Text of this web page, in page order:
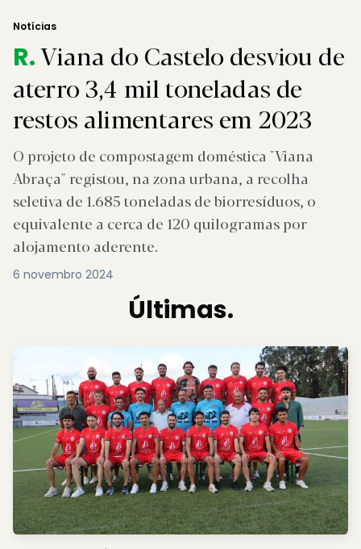
Notícias
R.Viana do Castelo desviou de
aterro 3,4 mil toneladas de
restos alimentares em 2023
O projeto de compostagem doméstica "Viana
Abraça" registou, na zona urbana, a recolha
seletiva de 1.685 toneladas de biorresíduos, o
equivalente a cerca de 120 quilogramas por
alojamento aderente.
6 novembro 2024
Últimas.